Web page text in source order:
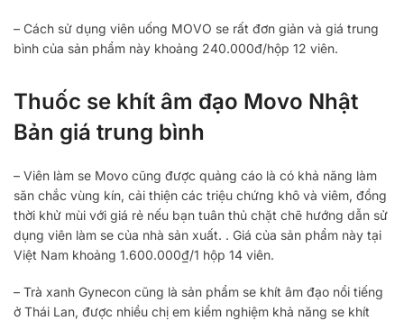
– Cách sử dụng viên uống MOVO se rất đơn giản và giá trung
bình của sản phẩm này khoảng 240.000đ/hộp 12 viên.
Thuốc se khít âm đạo Movo Nhật
Bản giá trung bình
– Viên làm se Movo cũng được quảng cáo là có khả năng làm
săn chắc vùng kín, cải thiện các triệu chứng khô và viêm, đồng
thời khử mùi với giá rẻ nếu bạn tuân thủ chặt chẽ hướng dẫn sử
dụng viên làm se của nhà sản xuất. . Giá của sản phẩm này tại
Việt Nam khoảng 1.600.000₫/1 hộp 14 viên.
– Trà xanh Gynecon cũng là sản phẩm se khít âm đạo nổi tiếng
ở Thái Lan, được nhiều chị em kiểm nghiệm khả năng se khít